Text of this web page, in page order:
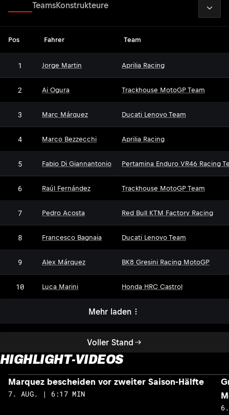
Voller Stand
TeamsKonstrukteure
Pos Fahrer Team
1 Jorge Martin Aprilia Racing
2 Ai Ogura Trackhouse MotoGP Team
3 Marc Márquez Ducati Lenovo Team
4 Marco Bezzecchi Aprilia Racing
5 Fabio Di Giannantonio Pertamina Enduro VR46 Racing
6 Raúl Fernández Trackhouse MotoGP Team
7 Pedro Acosta Red Bull KTM Factory Racing
8 Francesco Bagnaia Ducati Lenovo Team
9 Alex Márquez BK8 Gresini Racing MotoGP
10 Luca Marini Honda HRC Castrol
Mehr laden
HIGHLIGHT-VIDEOS
Marquez bescheiden vor zweiter Saison-Hälfte
7. AUG. | 6:17 MIN